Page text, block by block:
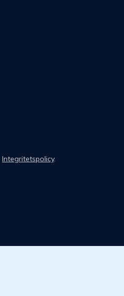
Integritetspolicy.